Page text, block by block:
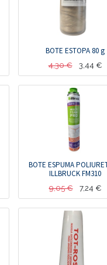
BOTE ESTOPA 80 g
4,30€ 3,44 €
BOTE ESPUMA
ILLBRUCK FM310
9,05€ 7,24 €